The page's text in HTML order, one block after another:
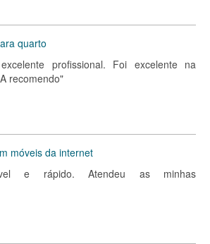
quarto
profissional. Foi excelente na
recomendo"
móveis da internet
e rápido. Atendeu as minhas